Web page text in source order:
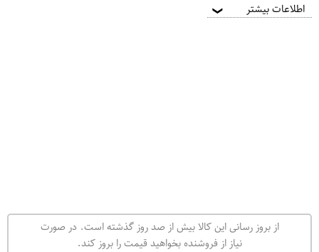
اطلاعات بیشتر ❯
از بروز رسانی این کالا بیش از صد روز گذشته است. در صورت
نیاز از فروشنده بخواهید قیمت را بروز کند.